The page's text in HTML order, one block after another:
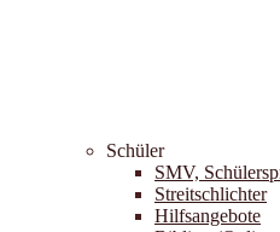
Schüler
SMV,
Streitschlichter
Hilfsangebote